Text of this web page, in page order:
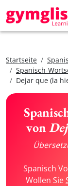
Startseite
Spanisch-
Dejar que (la
von
Spanisch
Wollen Sie